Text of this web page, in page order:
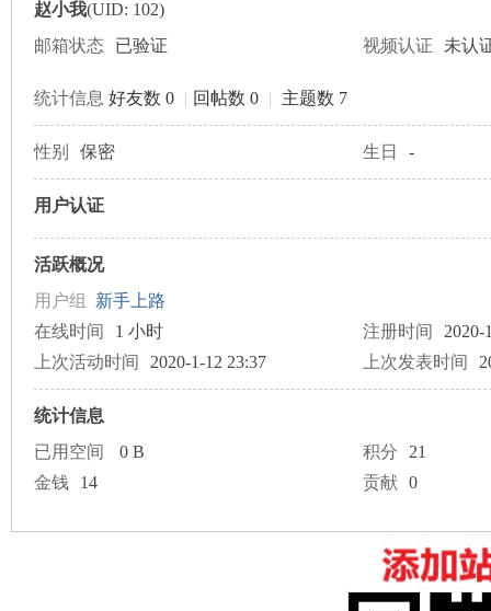
赵小我(UID: 102)
邮箱状态
已验证 视频认证 未认
统计信息 好友数 0 | 回帖数 0 | 主题数 7
性别 保密 生日 -
用户认证
活跃概况
用户组 新手上路
在线时间
1 小时 注册时间
2020-
上次活动时间
2020-1-12 23:37 上次发表时间
统计信息
已用空间
0 B 积分
21
金钱
14 贡献 0